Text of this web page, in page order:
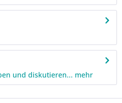
und diskutieren... mehr